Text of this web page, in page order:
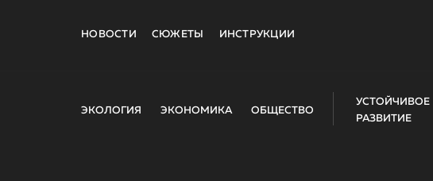
НОВОСТИ СЮЖЕТЫ ИНСТРУКЦИИ
ЭКОЛОГИЯ ЭКОНОМИКА ОБЩЕСТВО
УСТОЙЧИВОЕ
РАЗВИТИЕ